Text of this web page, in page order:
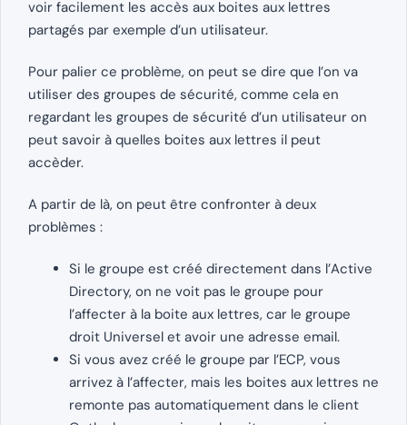
voir facilement les accès aux boites aux lettres
partagés par exemple d’un utilisateur.
Pour palier ce problème, on peut se dire que l’on va
utiliser des groupes de sécurité, comme cela en
regardant les groupes de sécurité d’un utilisateur on
peut savoir à quelles boites aux lettres il peut
accèder.
A partir de là, on peut être confronter à deux
problèmes :
Si le groupe est créé directement dans l’Active
Directory, on ne voit pas le groupe pour
l’affecter à la boite aux lettres, car le groupe
droit Universel et avoir une adresse email.
Si vous avez créé le groupe par l’ECP, vous
arrivez à l’affecter, mais les boites aux lettres ne
remonte pas automatiquement dans le client